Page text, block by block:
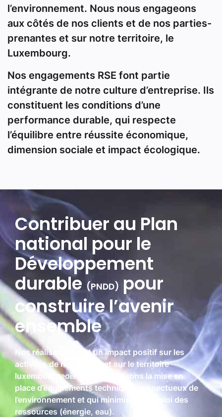
l’environnement. Nous nous engageons
aux côtés de nos clients et de nos parties-
prenantes et sur notre territoire, le
Luxembourg.
Nos engagements RSE font partie
intégrante de notre culture d’entreprise. Ils
constituent les conditions d’une
performance durable, qui respecte
l’équilibre entre réussite économique,
dimension sociale et impact écologique.
Contribuer au Plan
national pour le
Développement
durable (PNDD)pour
construire l’avenir
ensemble
Nos réalisations ont un impact positif sur les
activités de nos clients et sur le territoire
luxembourgeois. Nous favorisons la mise en
place d’équipements techniques respectueux de
l’environnement et qui minimisent l’emploi des
ressources (énergie, eau).